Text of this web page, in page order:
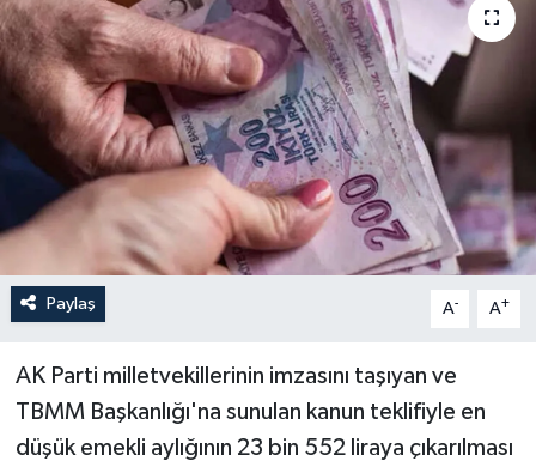
Paylaş A- A+
AK Parti milletvekillerinin imzasını taşıyan ve
TBMM Başkanlığı'na sunulan kanun teklifiyle en
düşük emekli aylığının 23 bin 552 liraya çıkarılması